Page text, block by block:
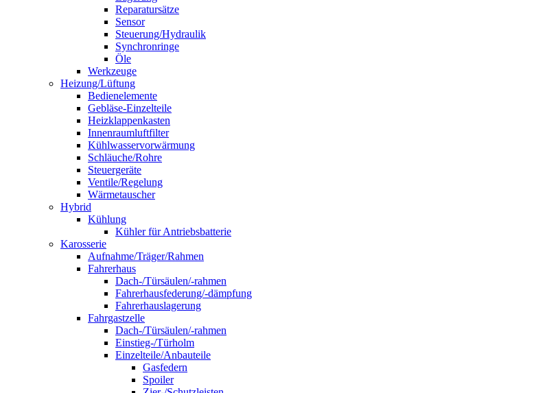
Reparatursätze
Sensor
Steuerung/Hydraulik
Synchronringe
Öle
Werkzeuge
Heizung/Lüftung
Bedienelemente
Gebläse-Einzelteile
Heizklappenkasten
Innenraumluftfilter
Kühlwasservorwärmung
Schläuche/Rohre
Steuergeräte
Ventile/Regelung
Wärmetauscher
Hybrid
Kühlung
Kühler für Antriebsbatterie
Karosserie
Aufnahme/Träger/Rahmen
Fahrerhaus
Dach-/Türsäulen/-rahmen
Fahrerhausfederung/-dämpfung
Fahrerhauslagerung
Fahrgastzelle
Dach-/Türsäulen/-rahmen
Einstieg-/Türholm
Einzelteile/Anbauteile
Gasfedern
Spoiler